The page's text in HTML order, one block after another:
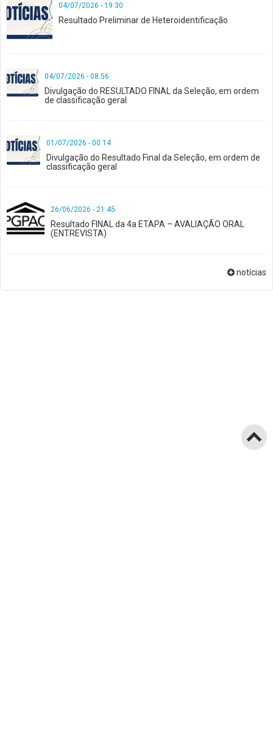
04/07/2026 - 19:30
Resultado Preliminar de Heteroidentificação
04/07/2026 - 08:56
Divulgação do RESULTADO FINAL da Seleção, em ordem
de classificação geral
01/07/2026 - 00:14
Divulgação do Resultado Final da Seleção, em ordem de
classificação geral
26/06/2026 - 21:45
Resultado FINAL da 4a ETAPA – AVALIAÇÃO ORAL
(ENTREVISTA)
notícias